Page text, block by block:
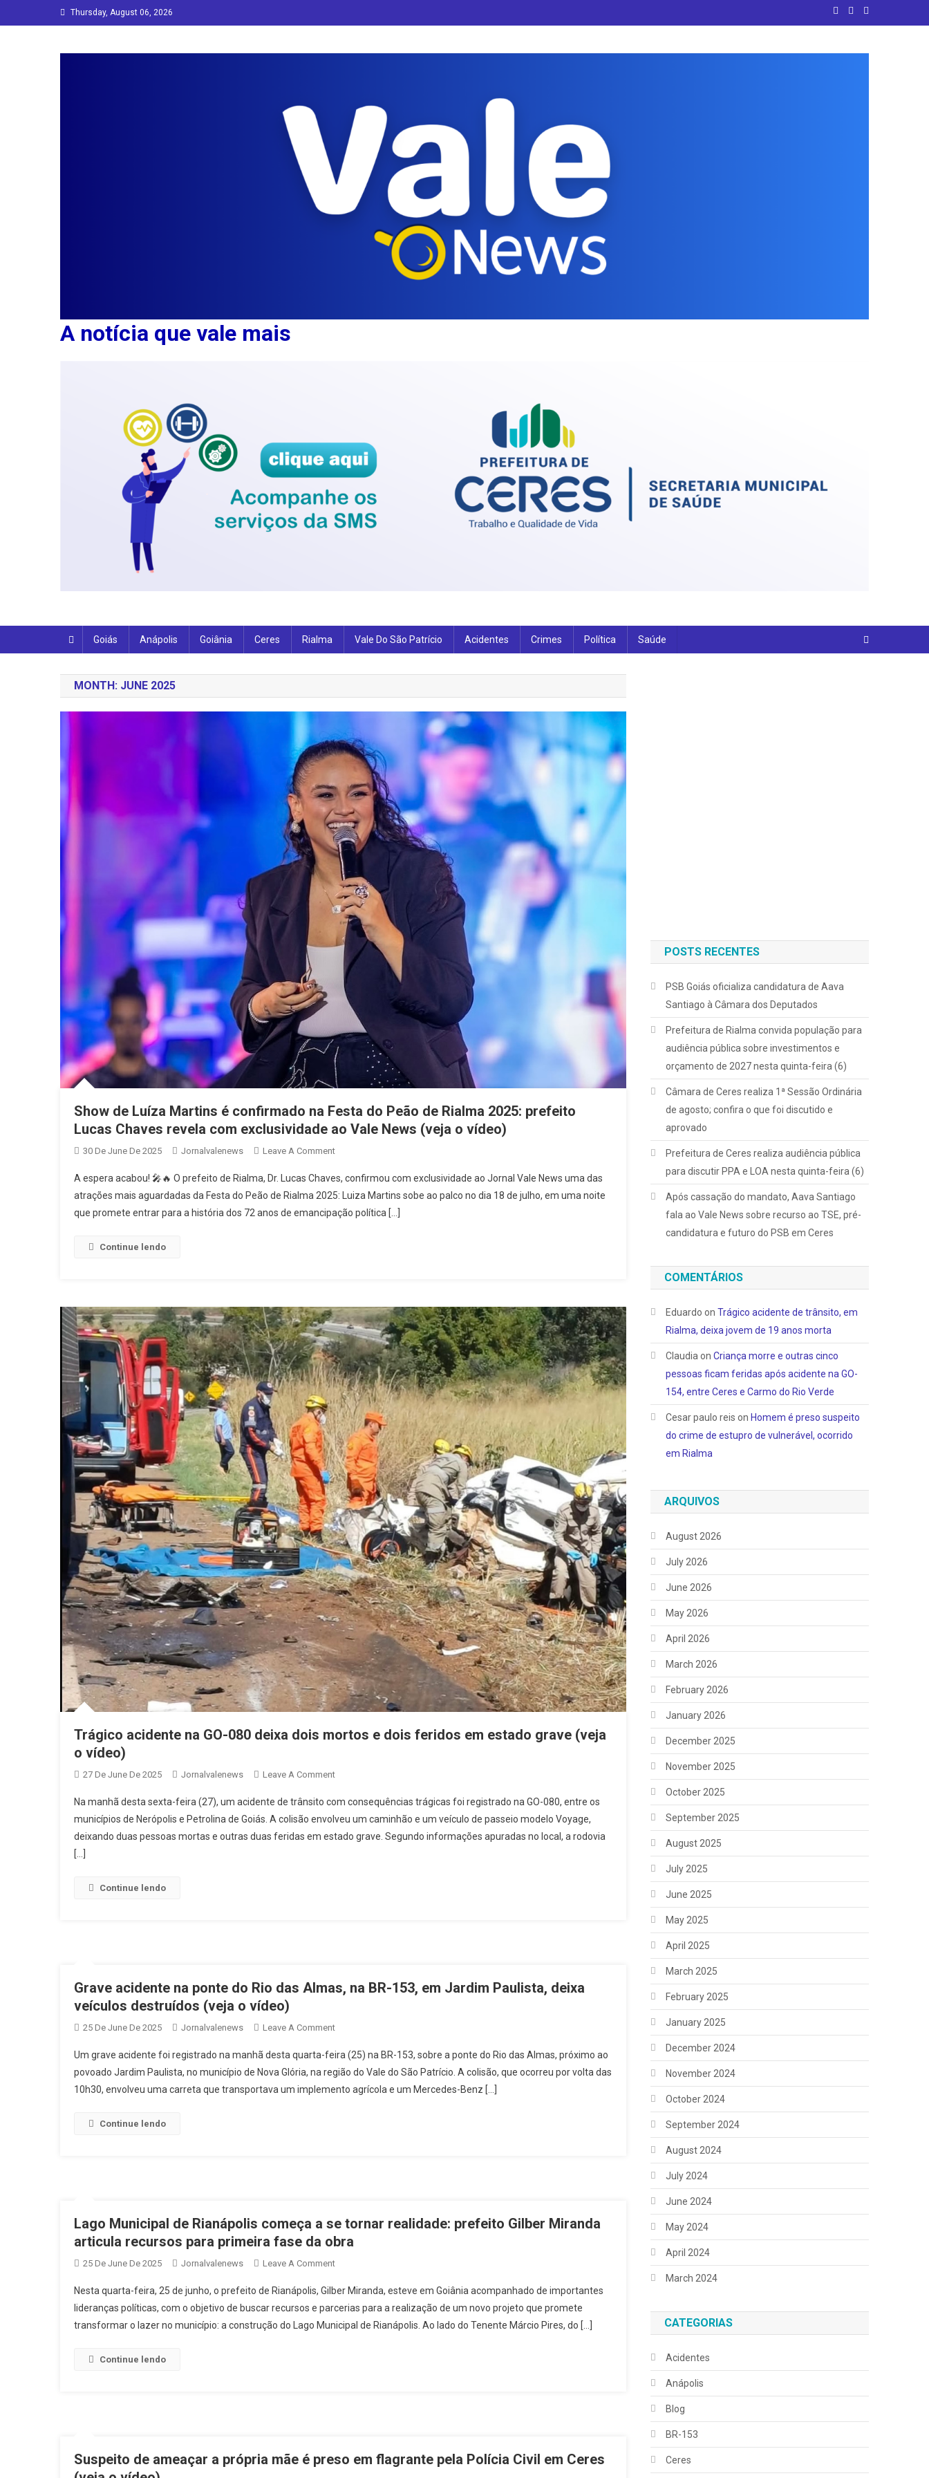
to
Thursday, August 06, 2026
A notícia que vale mais
Goiás Anápolis Goiânia Ceres Rialma Vale Do São Patrício Acidentes Crimes Política Saúde
MONTH: JUNE 2025
Show de Luíza Martins é confirmado na Festa do Peão de Rialma 2025: prefeito
Lucas Chaves revela com exclusividade ao Vale News (veja o vídeo)
30 De June De 2025 Jornalvalenews Leave A CommentOn
De
Luíza
Martins
Peão
De
Rialma
2025:
Prefeito
Lucas
Chaves
Revela
Com
Exclusividade
Ao
Vale
News
(veja
O
Vídeo)
A espera acabou! 🎤🔥 O prefeito de Rialma, Dr. Lucas Chaves, confirmou com exclusividade ao Jornal Vale News uma das
atrações mais aguardadas da Festa do Peão de Rialma 2025: Luiza Martins sobe ao palco no dia 18 de julho, em uma noite
que promete entrar para a história dos 72 anos de emancipação política […]
Continue lendo
Trágico acidente na GO-080 deixa dois mortos e dois feridos em estado grave (veja
o vídeo)
27 De June De 2025 Jornalvalenews Leave A CommentOn
Acidente
Na
GO-
Grave
O
Na manhã desta sexta-feira (27), um acidente de trânsito com consequências trágicas foi registrado na GO-080, entre os
municípios de Nerópolis e Petrolina de Goiás. A colisão envolveu um caminhão e um veículo de passeio modelo Voyage,
deixando duas pessoas mortas e outras duas feridas em estado grave. Segundo informações apuradas no local, a rodovia
[…]
Continue lendo
Grave acidente na ponte do Rio das Almas, na BR-153, em Jardim Paulista, deixa
veículos destruídos (veja o vídeo)
25 De June De 2025 Jornalvalenews Leave A CommentOn
Acidente
Na
Ponte
Em
Jardim
Paulista,
Deixa
Destruídos
(veja
O
Um grave acidente foi registrado na manhã desta quarta-feira (25) na BR-153, sobre a ponte do Rio das Almas, próximo ao
povoado Jardim Paulista, no município de Nova Glória, na região do Vale do São Patrício. A colisão, que ocorreu por volta das
10h30, envolveu uma carreta que transportava um implemento agrícola e um Mercedes-Benz […]
Continue lendo
Lago Municipal de Rianápolis começa a se tornar realidade: prefeito Gilber Miranda
articula recursos para primeira fase da obra
25 De June De 2025 Jornalvalenews Leave A CommentOn
Municipal
De
Rianápolis
Nesta quarta-feira, 25 de junho, o prefeito de Rianápolis, Gilber Miranda, esteve em Goiânia acompanhado de importantes
lideranças políticas, com o objetivo de buscar recursos e parcerias para a realização de um novo projeto que promete
transformar o lazer no município: a construção do Lago Municipal de Rianápolis. Ao lado do Tenente Márcio Pires, do […]
Continue lendo
Suspeito de ameaçar a própria mãe é preso em flagrante pela Polícia Civil em Ceres
POSTS RECENTES
PSB Goiás oficializa candidatura de Aava
Santiago à Câmara dos Deputados
Prefeitura de Rialma convida população para
audiência pública sobre investimentos e
orçamento de 2027 nesta quinta-feira (6)
Câmara de Ceres realiza 1ª Sessão Ordinária
de agosto; confira o que foi discutido e
aprovado
Prefeitura de Ceres realiza audiência pública
para discutir PPA e LOA nesta quinta-feira (6)
Após cassação do mandato, Aava Santiago
fala ao Vale News sobre recurso ao TSE, pré-
candidatura e futuro do PSB em Ceres
COMENTÁRIOS
Eduardo onTrágico acidente de trânsito, em
Rialma, deixa jovem de 19 anos morta
ClaudiaonCriança morre e outras cinco
pessoas ficam feridas após acidente na GO-
154, entre Ceres e Carmo do Rio Verde
Cesar paulo reis on Homem é preso suspeito
do crime de estupro de vulnerável, ocorrido
em Rialma
ARQUIVOS
August 2026
July 2026
June 2026
May 2026
April 2026
March 2026
February 2026
January 2026
December 2025
November 2025
October 2025
September 2025
August 2025
July 2025
June 2025
May 2025
April 2025
March 2025
February 2025
January 2025
December 2024
November 2024
October 2024
September 2024
August 2024
July 2024
June 2024
May 2024
April 2024
March 2024
CATEGORIAS
Acidentes
Anápolis
Blog
BR-153
Ceres